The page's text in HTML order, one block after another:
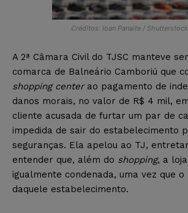
Créditos: Ioan Panaite /
A 2ª Câmara Civil do TJSC manteve
comarca de Balneário Camboriú que
shopping centerao pagamento de
danos morais, no valor de R$ 4 mil,
cliente acusada de furtar um par de
impedida de sair do estabelecimento
seguranças. Ela apelou ao TJ,
entender que, além do shopping, a
igualmente condenada, uma vez que
daquele estabelecimento.